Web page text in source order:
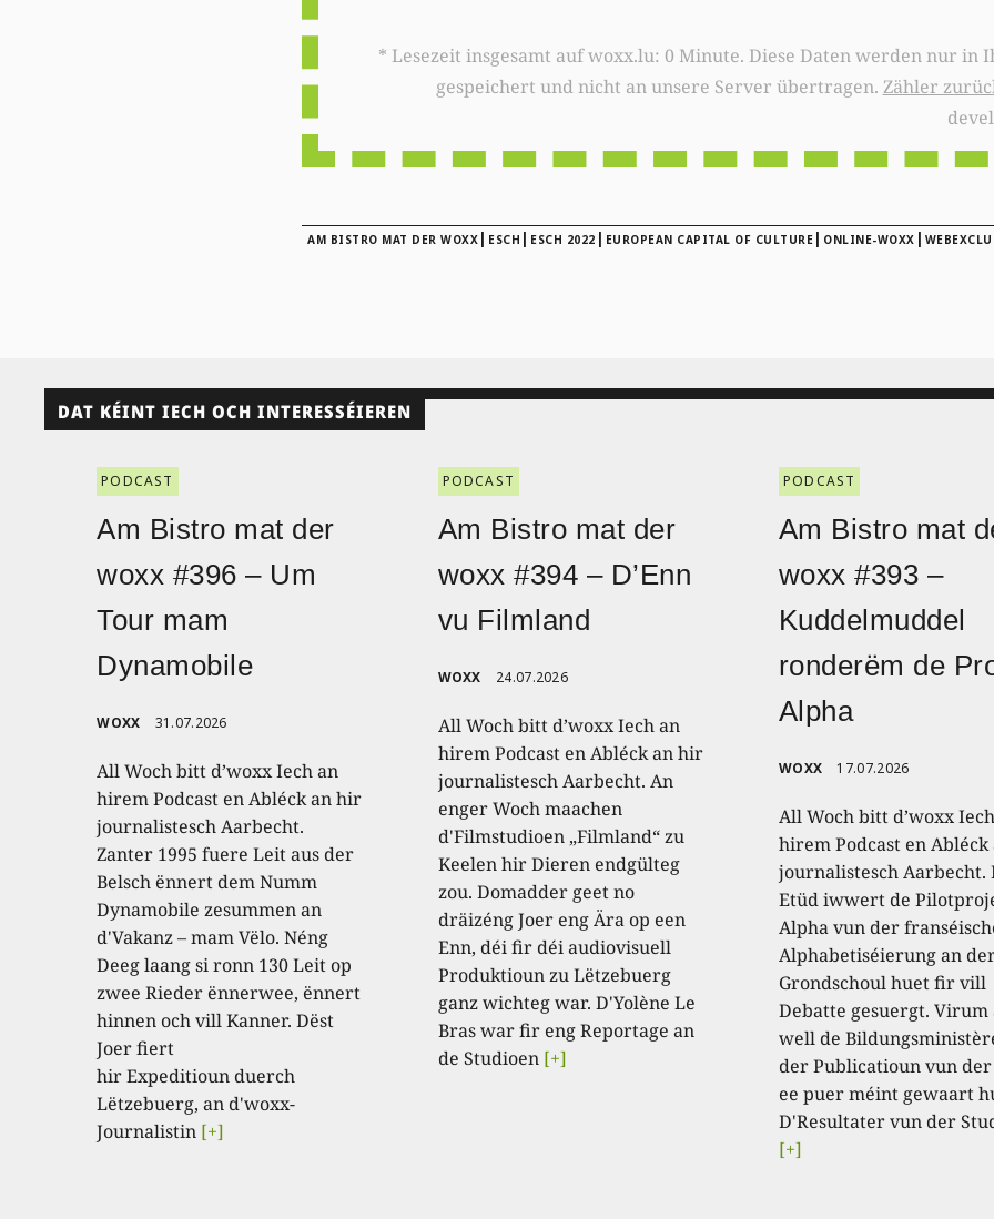
* Lesezeit insgesamt auf woxx.lu: 0 Minute. Diese Daten werden nur in Ihrem Browser
gespeichert und nicht an unsere Server übertragen. Zähler
AM BISTRO MAT DER WOXX | ESCH | ESCH 2022 | EUROPEAN CAPITAL OF CULTURE | ONLINE-WOXX |
DAT KÉINT IECH OCH INTERESSÉIEREN
PODCAST
Am Bistro mat der
woxx #396 – Um
Tour mam
Dynamobile
WOXX 31.07.2026
All Woch bitt d’woxx Iech an
hirem Podcast en Abléck an hir
journalistesch Aarbecht.
Zanter 1995 fuere Leit aus der
Belsch ënnert dem Numm
Dynamobile zesummen an
d'Vakanz – mam Vëlo. Néng
Deeg laang si ronn 130 Leit op
zwee Rieder ënnerwee, ënnert
hinnen och vill Kanner. Dëst
Joer fiert
hir Expeditioun duerch
Lëtzebuerg, an d'woxx-
Journalistin [+]
PODCAST
Am Bistro mat der
woxx #394 – D’Enn
vu Filmland
WOXX 24.07.2026
All Woch bitt d’woxx Iech an
hirem Podcast en Abléck an hir
journalistesch Aarbecht. An
enger Woch maachen
d'Filmstudioen „Filmland“ zu
Keelen hir Dieren endgülteg
zou. Domadder geet no
dräizéng Joer eng Ära op een
Enn, déi fir déi audiovisuell
Produktioun zu Lëtzebuerg
ganz wichteg war. D'Yolène Le
Bras war fir eng Reportage an
de Studioen [+]
PODCAST
Am Bistro mat
woxx #393 –
Kuddelmuddel
ronderëm de
Alpha
WOXX 17.07.2026
All Woch bitt d’woxx
hirem Podcast en
journalistesch Aarbecht.
Etüd iwwert de
Alpha vun der
Alphabetiséierung an
Grondschoul huet fir vill
Debatte gesuergt. Virum
well de
der Publicatioun vun
ee puer méint gewaart
D'Resultater vun der
[+]